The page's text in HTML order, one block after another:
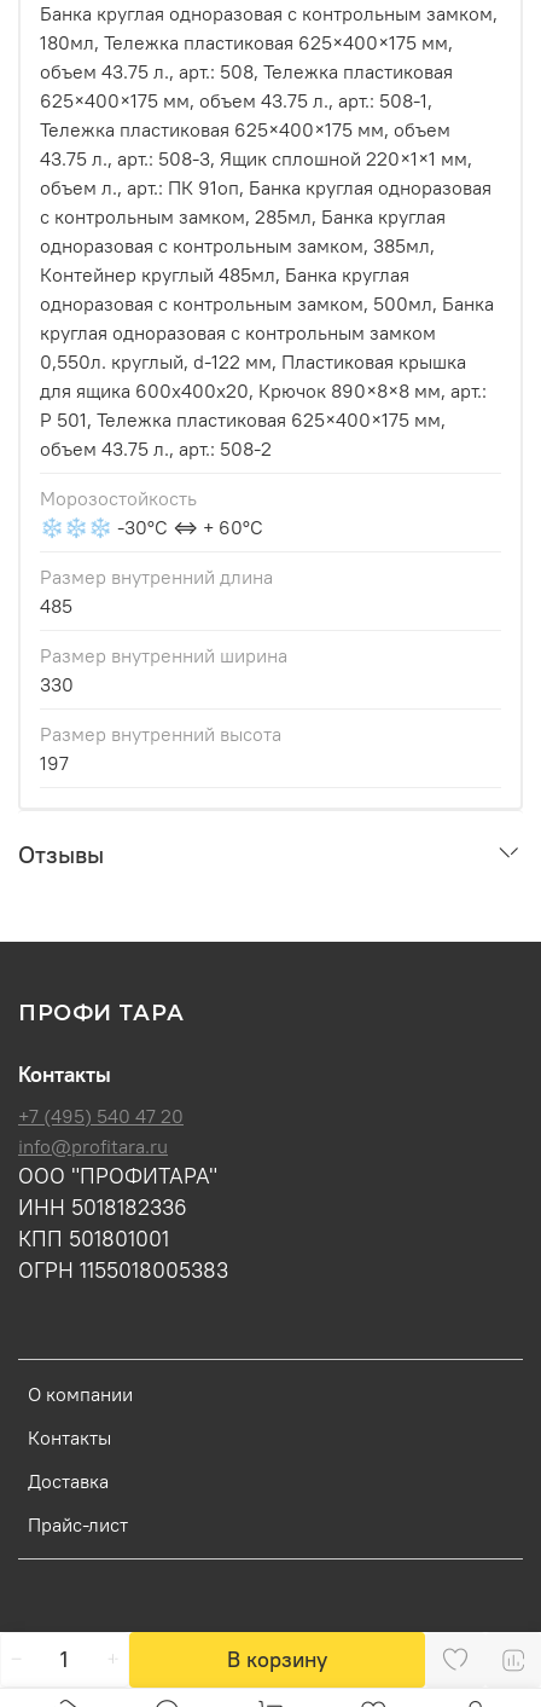
В корзину
Банка круглая одноразовая с контрольным замком,
180мл, Тележка пластиковая 625×400×175 мм,
объем 43.75 л., арт.: 508, Тележка пластиковая
625×400×175 мм, объем 43.75 л., арт.: 508-1,
Тележка пластиковая 625×400×175 мм, объем
43.75 л., арт.: 508-3, Ящик сплошной 220×1×1 мм,
объем л., арт.: ПК 91оп, Банка круглая одноразовая
с контрольным замком, 285мл, Банка круглая
одноразовая с контрольным замком, 385мл,
Контейнер круглый 485мл, Банка круглая
одноразовая с контрольным замком, 500мл, Банка
круглая одноразовая с контрольным замком
0,550л. круглый, d-122 мм, Пластиковая крышка
для ящика 600х400x20, Крючок 890×8×8 мм, арт.:
Р 501, Тележка пластиковая 625×400×175 мм,
объем 43.75 л., арт.: 508-2
Морозостойкость
❄❄❄ -30°С ⇔ + 60°С
Размер внутренний длина
485
Размер внутренний ширина
330
Размер внутренний высота
197
Отзывы
ПРОФИ ТАРА
О компании
Контакты
Доставка
Прайс-лист
Контакты
+7 (495) 540 47 20
info@profitara.ru
ООО "ПРОФИТАРА"
ИНН 5018182336
КПП 501801001
ОГРН 1155018005383